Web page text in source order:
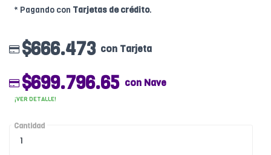
* Pagando con Tarjetas de crédito.
$666.473 con Tarjeta
$699.796.65 con Nave
¡VER DETALLE!
Cantidad